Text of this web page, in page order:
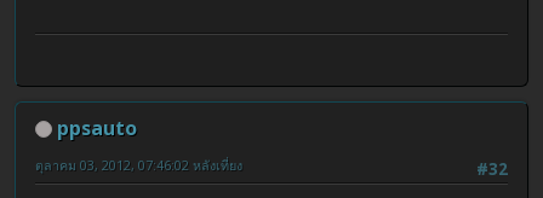
ppsauto
#32
ตุลาคม 03, 2012, 07:46:02 หลังเที่ยง